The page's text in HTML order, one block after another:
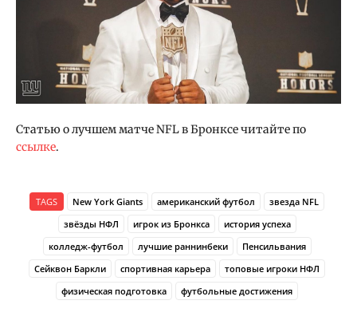
Статью о лучшем матче NFL в Бронксе читайте по
ссылке.
TAGS New York Giants американский футбол
звезда NFL
звёзды НФЛ
игрок из Бронкса
история успеха
колледж-футбол
лучшие раннинбеки
Пенсильвания
Сейквон Баркли
спортивная карьера
топовые игроки НФЛ
физическая подготовка
футбольные достижения